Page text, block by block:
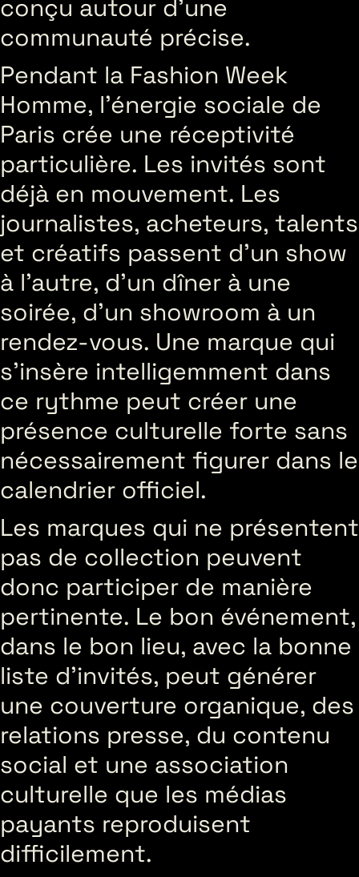
conçu autour d’une
communauté précise.
Pendant la Fashion Week
Homme, l’énergie sociale de
Paris crée une réceptivité
particulière. Les invités sont
déjà en mouvement. Les
journalistes, acheteurs, talents
et créatifs passent d’un show
à l’autre, d’un dîner à une
soirée, d’un showroom à un
rendez-vous. Une marque qui
s’insère intelligemment dans
ce rythme peut créer une
présence culturelle forte sans
nécessairement figurer dans le
calendrier officiel.
Les marques qui ne présentent
pas de collection peuvent
donc participer de manière
pertinente. Le bon événement,
dans le bon lieu, avec la bonne
liste d’invités, peut générer
une couverture organique, des
relations presse, du contenu
social et une association
culturelle que les médias
payants reproduisent
difficilement.